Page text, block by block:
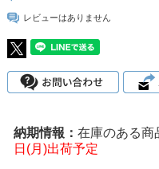
レビューはありません
在庫のある商
日(月)出荷予定